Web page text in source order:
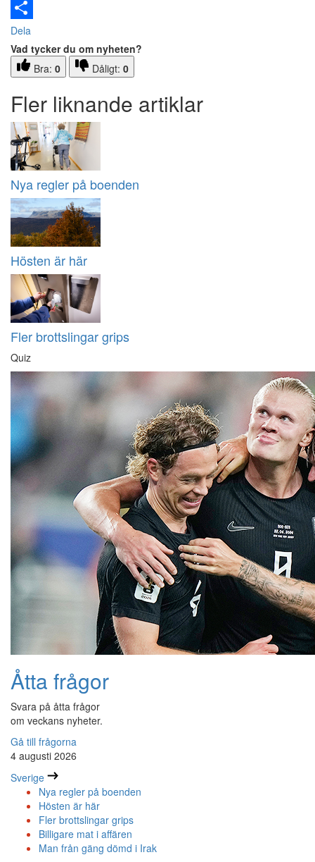
Email
Dela
Vad tycker du om nyheten?
Bra: 0 Dåligt: 0
Fler liknande artiklar
Nya regler på boenden
Hösten är här
Fler brottslingar grips
Quiz
Åtta frågor
Svara på åtta frågor
om veckans nyheter.
Gå till frågorna
4 augusti 2026
Sverige
Nya regler på boenden
Hösten är här
Fler brottslingar grips
Billigare mat i affären
Man från gäng dömd i Irak